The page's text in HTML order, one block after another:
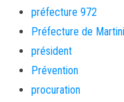
préfecture 972
Préfecture de
président
Prévention
procuration